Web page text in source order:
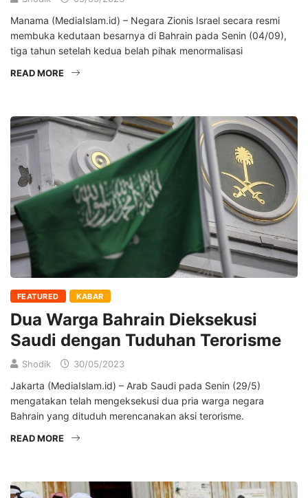
Manama (MediaIslam.id) – Negara Zionis Israel secara resmi
membuka kedutaan besarnya di Bahrain pada Senin (04/09),
tiga tahun setelah kedua belah pihak menormalisasi
READ MORE
FEATURED KABAR
Dua Warga Bahrain Dieksekusi
Saudi dengan Tuduhan Terorisme
Shodik 30/05/2023
Jakarta (MediaIslam.id) – Arab Saudi pada Senin (29/5)
mengatakan telah mengeksekusi dua pria warga negara
Bahrain yang dituduh merencanakan aksi terorisme.
READ MORE